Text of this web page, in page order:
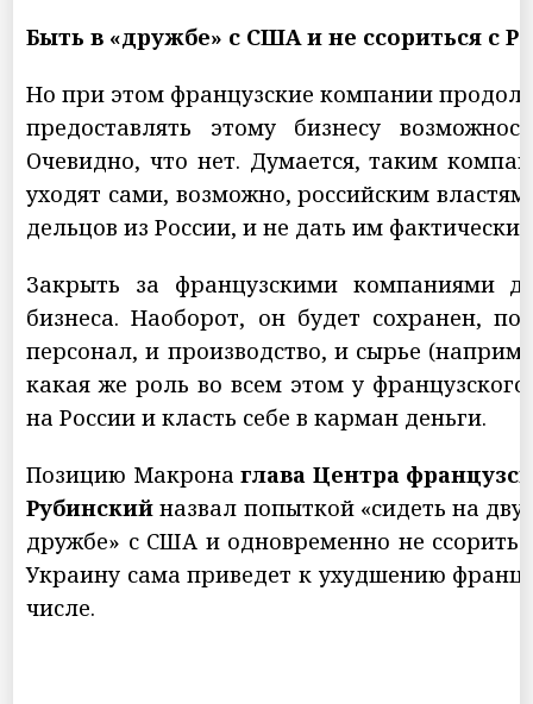
Быть в «дружбе» с США и не ссориться с
Но при этом французские компании
предоставлять этому бизнесу
Очевидно, что нет. Думается, таким
уходят сами, возможно, российским
дельцов из России, и не дать им
Закрыть за французскими компаниями
бизнеса. Наоборот, он будет сохранен,
персонал, и производство, и сырье
какая же роль во всем этом у
на России и класть себе в карман деньги.
Позицию Макронаглава Центра
Рубинский назвал попыткой «сидеть на
дружбе» с США и одновременно не
Украину сама приведет к ухудшению
числе.